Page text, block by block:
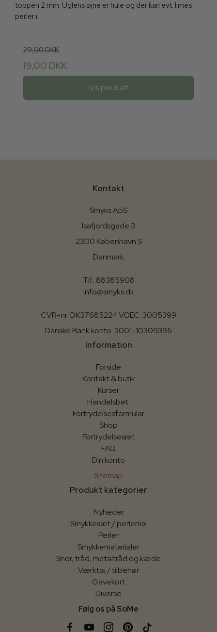
toppen 2 mm. Uglens øjne er hule og der kan evt. limes
perler i.
29,00 DKK
19,00 DKK
Vis produkt
Kontakt
Smyks ApS
Isafjordsgade 3
2300 København S
Danmark
Tlf.: 88385908
info@smyks.dk
CVR-nr: DK37685224 VOEC: 3005399
Danske Bank konto: 3001-10309395
Information
Forside
Kontakt & butik
Kurser
Handelsbet.
Fortrydelsesformular
Shop
Fortrydelsesret
FAQ
Din konto
Sitemap
Produkt kategorier
Nyheder
Smykkesæt / perlemix
Perler
Smykkematerialer
Snor, tråd, metaltråd og kæde
Værktøj / tilbehør
Gavekort
Diverse
Følg os på SoMe